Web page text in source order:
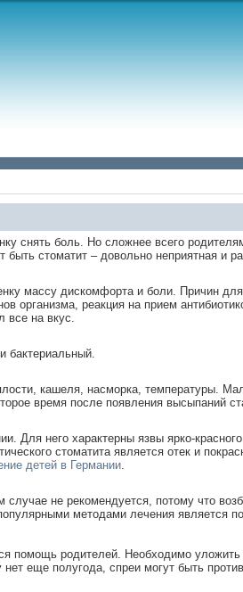
снять боль. Но сложнее всего
стоматит – довольно неприятная и
массу дискомфорта и боли. Причин
организма, реакция на прием
все на вкус.
бактериальный.
кашеля, насморка, температуры.
время после появления высыпаний
Для него характерны язвы ярко-
стоматита является отек и
детей в Германии.
не рекомендуется, потому что
методами лечения является
помощь родителей. Необходимо
еще полугода, спреи могут быть